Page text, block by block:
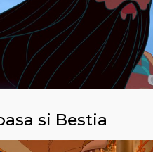
si Bestia